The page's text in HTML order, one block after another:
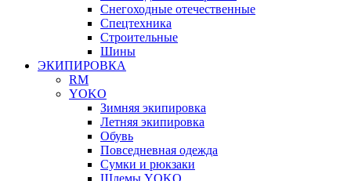
Снегоходные отечественные
Спецтехника
Строительные
Шины
ЭКИПИРОВКА
RM
YOKO
Зимняя экипировка
Летняя экипировка
Обувь
Повседневная одежда
Сумки и рюкзаки
Шлемы YOKO